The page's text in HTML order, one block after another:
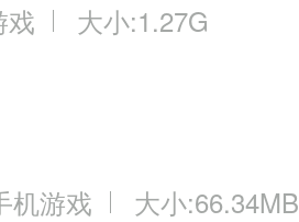
戏 大小:1.27G
机游戏 大小:66.34MB